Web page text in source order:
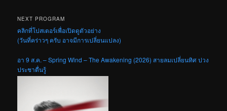
NEXT PROGRAM
คลิกที่โปสเตอร์เพื่อเปิดดูตัวอย่าง
(วันที่คร่าวๆ ครับ อาจมีการเปลี่ยนแปลง)
อา 9 ส.ค. – Spring Wind – The Awakening (2026) สายลมเปลี่ยนทิศ ปวง
ประชาตื่นรู้